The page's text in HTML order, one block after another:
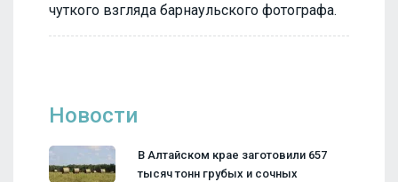
чуткого взгляда барнаульского фотографа.
Новости
В Алтайском крае заготовили 657
тысяч тонн грубых и сочных